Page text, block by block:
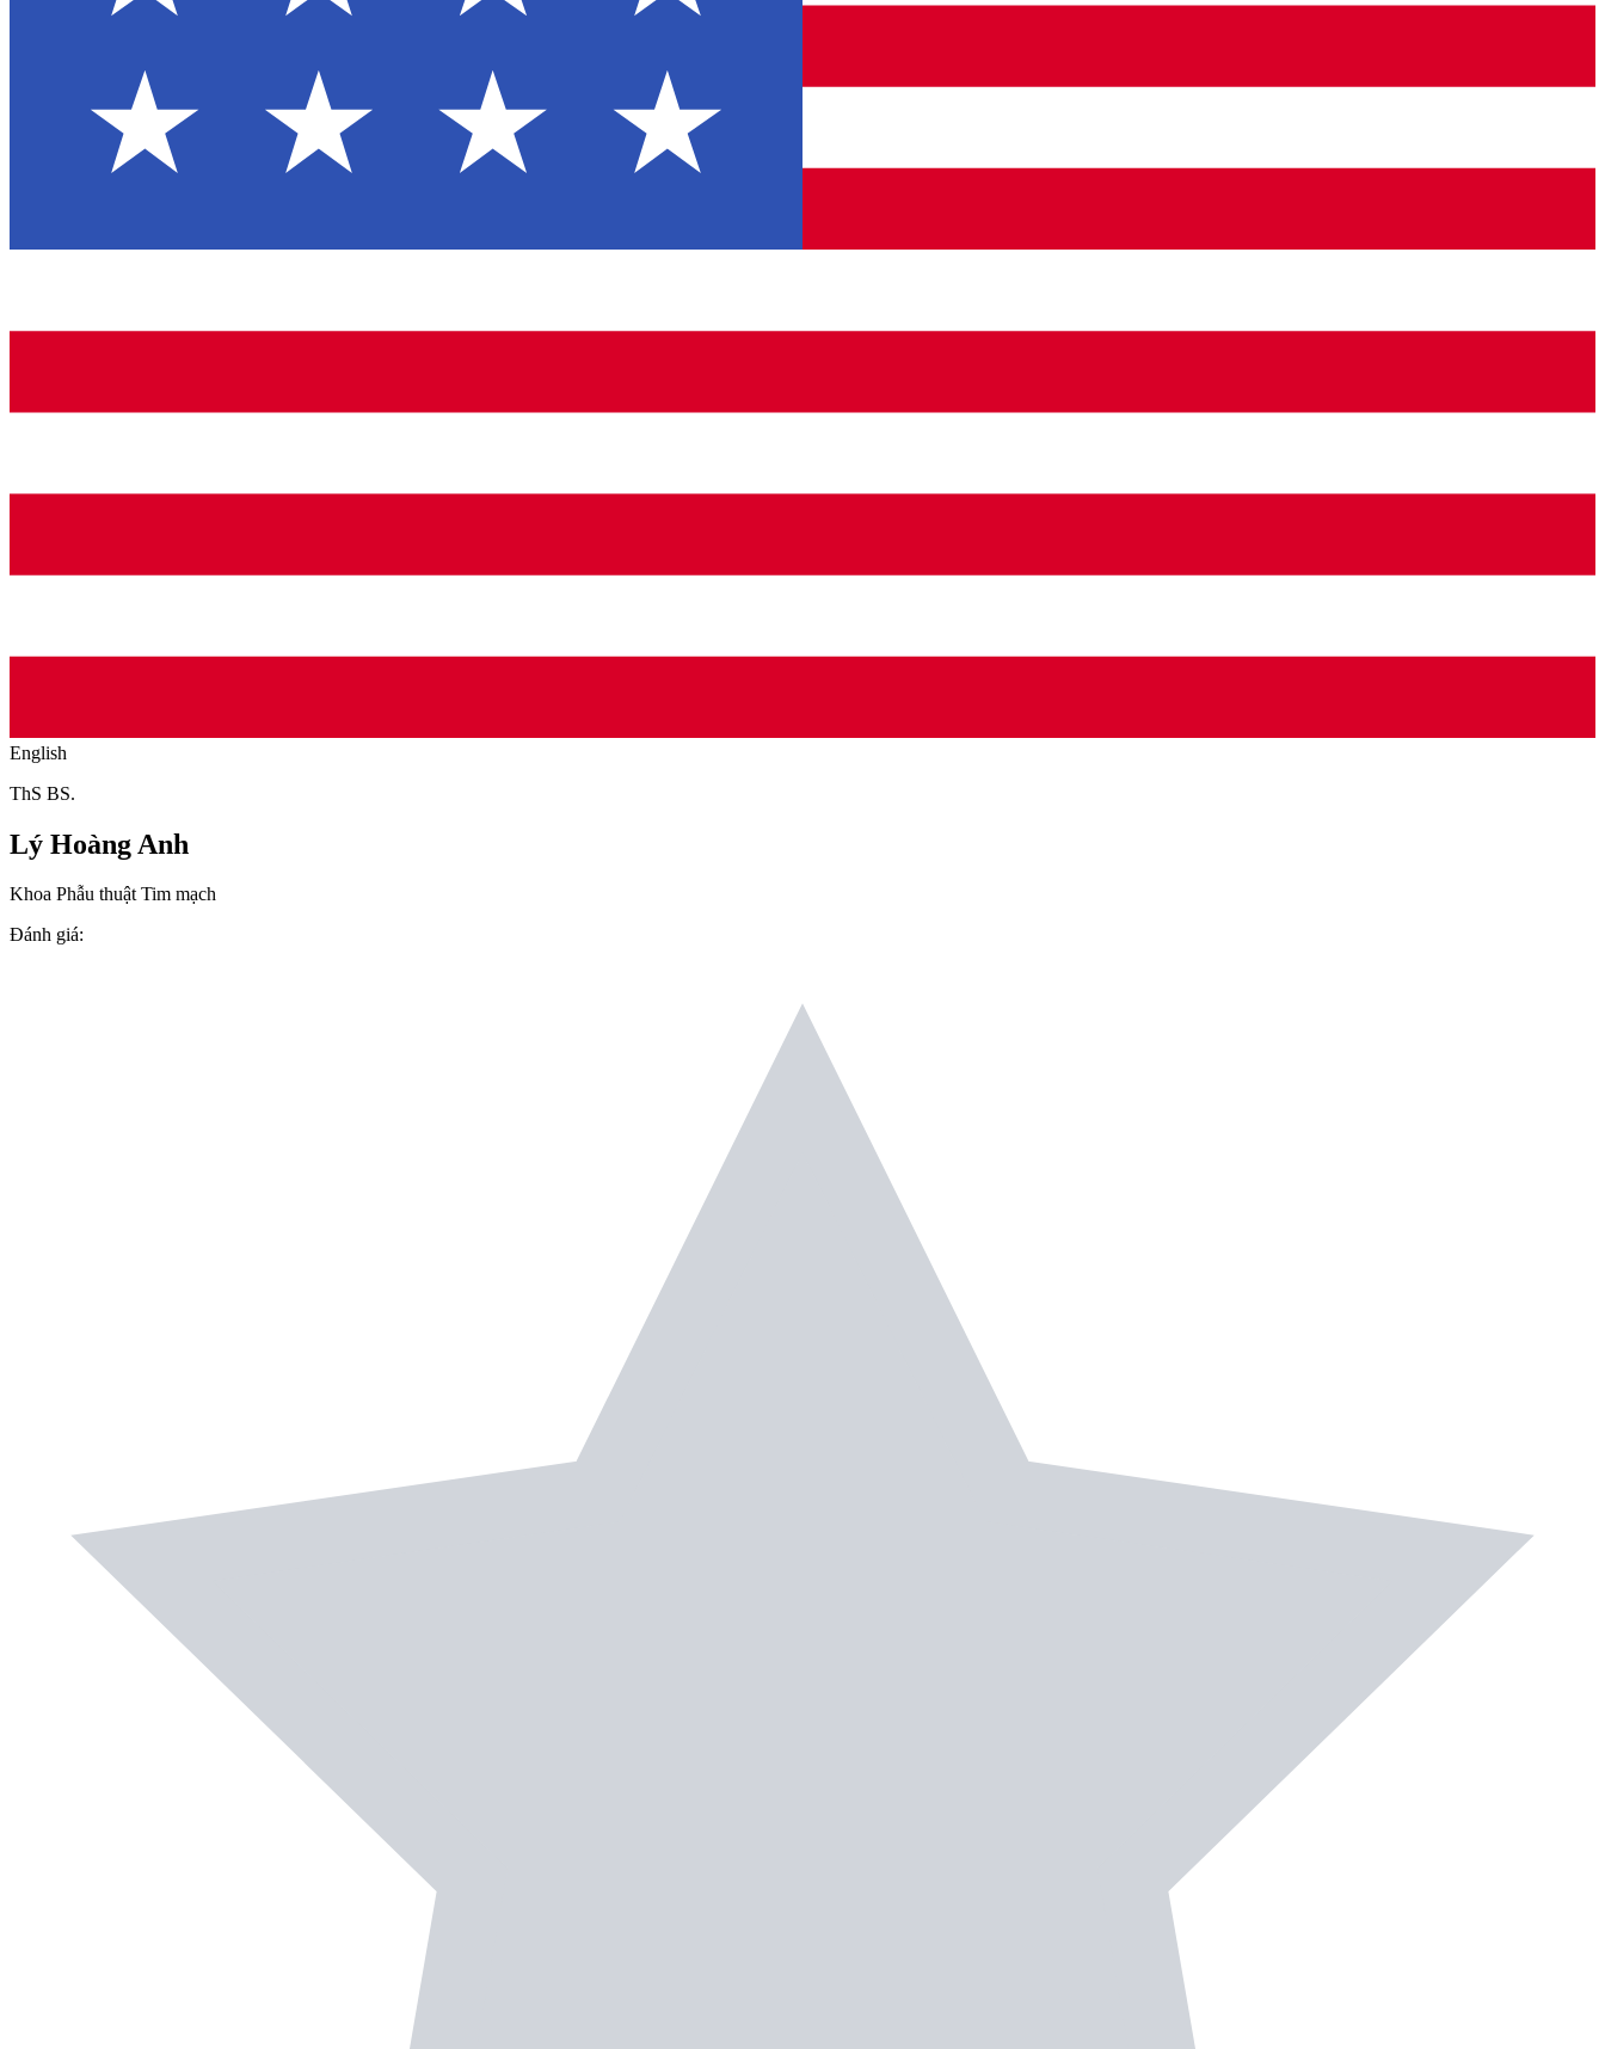
English
ThS BS.
Lý Hoàng Anh
Khoa Phẫu thuật Tim mạch
Đánh giá: